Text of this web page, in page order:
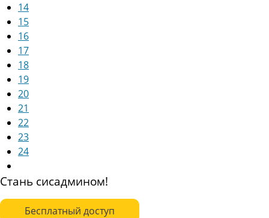
14
15
16
17
18
19
20
21
22
23
24
Стань сисадмином!
Бесплатный доступ